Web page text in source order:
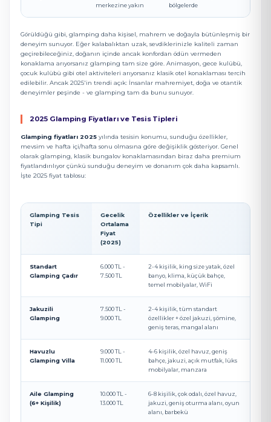
merkezine yakın
bölgelerde
Görüldüğü gibi, glamping daha kişisel, mahrem ve doğayla bütünleşmiş bir
deneyim sunuyor. Eğer kalabalıktan uzak, sevdiklerinizle kaliteli zaman
geçirebileceğiniz, doğanın içinde ancak konfordan ödün vermeden
konaklama arıyorsanız glamping tam size göre. Animasyon, gece kulübü,
çocuk kulübü gibi otel aktiviteleri arıyorsanız klasik otel konaklaması tercih
edilebilir. Ancak 2025'in trendi açık: İnsanlar mahremiyet, doğa ve otantik
deneyimler peşinde - ve glamping tam da bunu sunuyor.
2025 Glamping Fiyatları ve Tesis Tipleri
Glamping fiyatları 2025 yılında tesisin konumu, sunduğu özellikler,
mevsim ve hafta içi/hafta sonu olmasına göre değişiklik gösteriyor. Genel
olarak glamping, klasik bungalov konaklamasından biraz daha premium
fiyatlandırılıyor çünkü sunduğu deneyim ve donanım çok daha kapsamlı.
İşte 2025 fiyat tablosu:
Glamping Tesis
Tipi
Gecelik
Ortalama
Fiyat
(2025)
Özellikler ve İçerik
Standart
Glamping Çadır
6.000 TL -
7.500 TL
2-4 kişilik, king size yatak, özel
banyo, klima, küçük bahçe,
temel mobilyalar, WiFi
Jakuzili
Glamping
7.500 TL -
9.000 TL
2-4 kişilik, tüm standart
özellikler + özel jakuzi, şömine,
geniş teras, mangal alanı
Havuzlu
Glamping Villa
9.000 TL -
11.000 TL
4-6 kişilik, özel havuz, geniş
bahçe, jakuzi, açık mutfak, lüks
mobilyalar, manzara
Aile Glamping
(6+ Kişilik)
10.000 TL -
13.000 TL
6-8 kişilik, çok odalı, özel havuz,
jakuzi, geniş oturma alanı, oyun
alanı, barbekü